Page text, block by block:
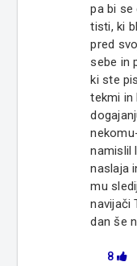
pa bi se
tisti, ki
pred
sebe in
ki ste
tekmi in
namislil
naslaja
mu
navijači
dan še
8